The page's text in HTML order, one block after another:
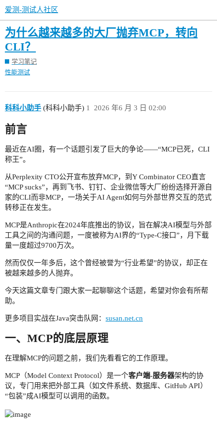
爱测-测试人社区
为什么越来越多的大厂抛弃MCP，转向
CLI？
学习笔记
性能测试
科科小助手 (科科小助手) 2026 年6 月 3 日 02:00
1
前言
最近在AI圈，有一个话题引发了巨大的争论——“MCP已死，CLI
称王”。
从Perplexity CTO公开宣布放弃MCP，到Y Combinator CEO直言
“MCP sucks”，再到飞书、钉钉、企业微信等大厂纷纷选择开源自
家的CLI而非MCP，一场关于AI Agent如何与外部世界交互的范式
转移正在发生。
MCP是Anthropic在2024年底推出的协议，旨在解决AI模型与外部
工具之间的沟通问题，一度被称为AI界的“Type-C接口”，月下载
量一度超过9700万次。
然而仅仅一年多后，这个曾经被誉为“行业希望”的协议，却正在
被越来越多的人抛弃。
今天这篇文章专门跟大家一起聊聊这个话题，希望对你会有所帮
助。
更多项目实战在Java突击队网： susan.net.cn
一、MCP的底层原理
在理解MCP的问题之前，我们先看看它的工作原理。
MCP（Model Context Protocol）是一个客户端-服务器架构的协
议，专门用来把外部工具（如文件系统、数据库、GitHub API）
“包装”成AI模型可以调用的函数。